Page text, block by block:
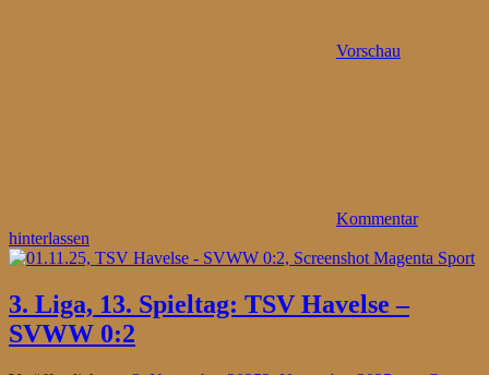
Vorschau
Kommentar
hinterlassen
3. Liga, 13. Spieltag: TSV Havelse –
SVWW 0:2